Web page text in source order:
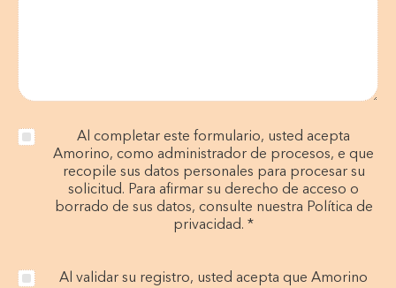
Al completar este formulario, usted acepta
Amorino, como administrador de procesos, e que
recopile sus datos personales para procesar su
solicitud. Para afirmar su derecho de acceso o
borrado de sus datos, consulte nuestra Política de
privacidad. *
Al validar su registro, usted acepta que Amorino